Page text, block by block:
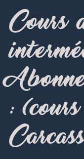
Cours
: